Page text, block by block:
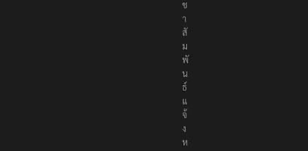
ร
ะ
ช
า
สั
ม
พั
น
ธ์
แ
จ้